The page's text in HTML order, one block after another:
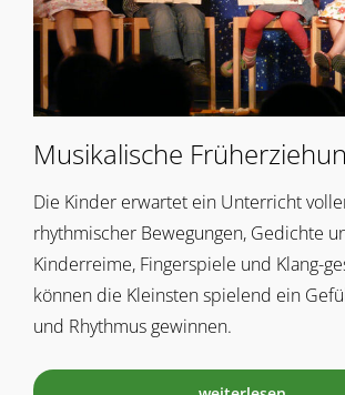
Musikalische
Die Kinder erwartet ein Unterricht
rhythmischer Bewegungen, Gedichte
Kinderreime, Fingerspiele und Klang-
können die Kleinsten spielend ein
und Rhythmus gewinnen.